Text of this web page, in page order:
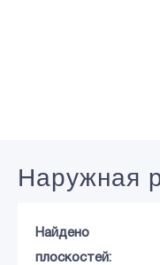
Наружная
Найдено
плоскостей: